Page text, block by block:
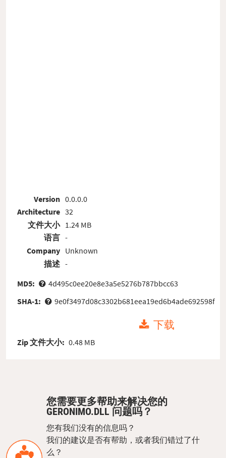
Version
Architecture
文件大小
语言
Company
描述
0.0.0.0
32
1.24 MB
-
Unknown
-
MD5:
4d495c0ee20e8e3a5e5276b787bbcc63
SHA-1:
9e0f3497d08c3302b681eea19ed6b4ade692598f
下载
Zip 文件大小: 0.48 MB
您需要更多帮助来解决您的
GERONIMO.DLL 问题吗？
您有我们没有的信息吗？
我们的建议是否有帮助，或者我们错过了什
么？